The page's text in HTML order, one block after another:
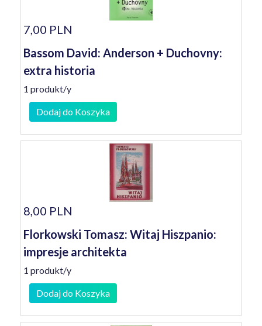
7,00 PLN
Bassom David: Anderson + Duchovny:
extra historia
1 produkt/y
Dodaj do Koszyka
8,00 PLN
Florkowski Tomasz: Witaj Hiszpanio:
impresje architekta
1 produkt/y
Dodaj do Koszyka